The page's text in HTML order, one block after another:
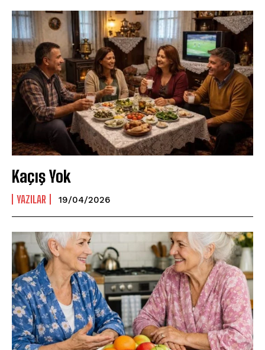
Kaçış Yok
YAZILAR 19/04/2026